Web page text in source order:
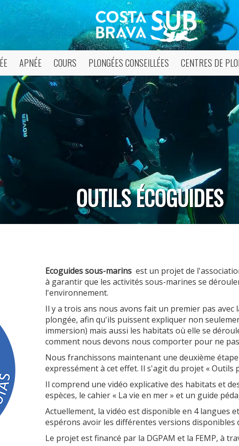
APNÉE COURS PLONGÉES CONSEILLÉES CENTRES DE
OUTILS ÉCOGUIDES
Ecoguides sous-marins est un projet de
à garantir que les activités sous-marines se
l'environnement.
Il y a trois ans nous avons fait un premier pas
plongée, afin qu'ils puissent expliquer non
immersion) mais aussi les habitats où elle se
comment nous devons nous comporter pour ne
Nous franchissons maintenant une deuxième
expressément à cet effet. Il s'agit du projet « Outils
Il comprend une vidéo explicative des habitats et
espèces, le cahier « La vie en mer » et un guide
Actuellement, la vidéo est disponible en 4 langues
espérons avoir les différentes versions disponibles
Le projet est financé par la DGPAM et la FEMP, à
Technique et Fonctionnel
d'améliorer nos services. Si vous continuez à naviguer, vous acceptez
L'utilisateur a la possibilité de configurer son navigateur, pouvant, s'il le
empêcher leur installation sur son disque dur, même s'il doit garder à
telle action peut entraîner des difficultés de navigation sur le site.
Analyse et Personnalisation
Ils permettent le suivi et l'analyse du comportement des utilisateurs de
informations collectées via ce type de cookies sont utilisées pour
Web pour l'élaboration des profils de navigation des utilisateurs afin